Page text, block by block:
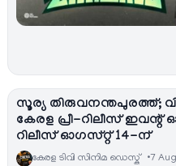
സൂര്യ
കേരള പ്രീ-റിലീസ്
റിലീസ് ഓഗസ്റ്റ് 14-ന്
കേരള ടിവി സിനിമ ഡെസ്ക് 7